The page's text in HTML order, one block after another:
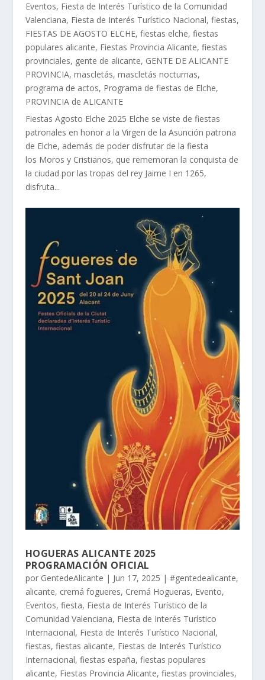
Eventos, Fiesta de Interés Turístico de la Comunidad
Valenciana, Fiesta de Interés Turístico Nacional, fiestas,
FIESTAS DE AGOSTO ELCHE, fiestas elche, fiestas
populares alicante, Fiestas Provincia Alicante, fiestas
provinciales, gente de alicante, GENTE DE ALICANTE
PROVINCIA, mascletás, mascletás nocturnas,
programa de actos, Programa de fiestas de Elche,
PROVINCIA de ALICANTE
Fiestas Agosto Elche 2025 Elche se viste de fiestas
patronales en honor a la Virgen de la Asunción patrona
de Elche, además de poder disfrutar de la fiesta
los Moros y Cristianos, que rememoran la conquista de
la ciudad por las tropas del rey Jaime I en 1265,
disfruta...
HOGUERAS ALICANTE 2025
PROGRAMACIÓN OFICIAL
por GentedeAlicante | Jun 17, 2025 | #gentedealicante,
alicante, cremá fogueres, Cremá Hogueras, Evento,
Eventos, fiesta, Fiesta de Interés Turístico de la
Comunidad Valenciana, Fiesta de Interés Turístico
Internacional, Fiesta de Interés Turístico Nacional,
fiestas, fiestas alicante, Fiestas de Interés Turístico
Internacional, fiestas españa, fiestas populares
alicante, Fiestas Provincia Alicante, fiestas provinciales,